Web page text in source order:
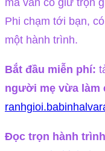
mà vẫn cố giữ trọn
Phi chạm tới bạn,
một hành trình.
Bắt đầu miễn phí:
người mẹ vừa làm
Đọc trọn hành